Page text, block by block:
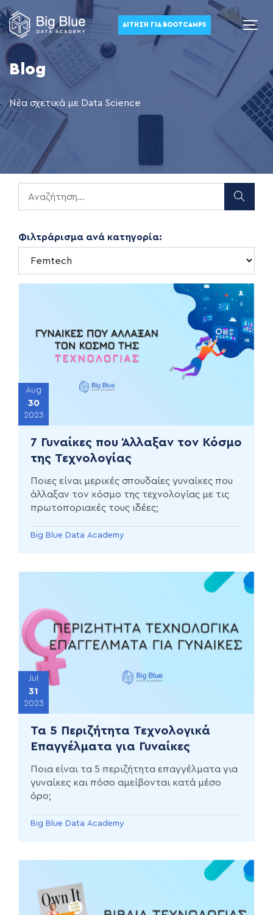
ΑΊΤΗΣΗ ΓΙΑ BOOTCAMPS
Blog
Νέα σχετικά με Data Science
Φιλτράρισμα ανά κατηγορία:
Aug
30
2023
7 Γυναίκες που Άλλαξαν τον Κόσμο
της Τεχνολογίας
Ποιες είναι μερικές σπουδαίες γυναίκες που
άλλαξαν τον κόσμο της τεχνολογίας με τις
πρωτοποριακές τους ιδέες;
Big Blue Data Academy
Jul
31
2023
Τα 5 Περιζήτητα Τεχνολογικά
Επαγγέλματα για Γυναίκες
Ποια είναι τα 5 περιζήτητα επαγγέλματα για
γυναίκες και πόσο αμείβονται κατά μέσο
όρο;
Big Blue Data Academy